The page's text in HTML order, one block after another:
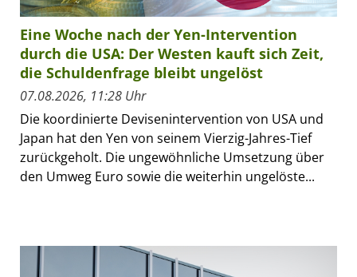
Eine Woche nach der Yen-Intervention
durch die USA: Der Westen kauft sich Zeit,
die Schuldenfrage bleibt ungelöst
07.08.2026, 11:28 Uhr
Die koordinierte Devisenintervention von USA und
Japan hat den Yen von seinem Vierzig-Jahres-Tief
zurückgeholt. Die ungewöhnliche Umsetzung über
den Umweg Euro sowie die weiterhin ungelöste...